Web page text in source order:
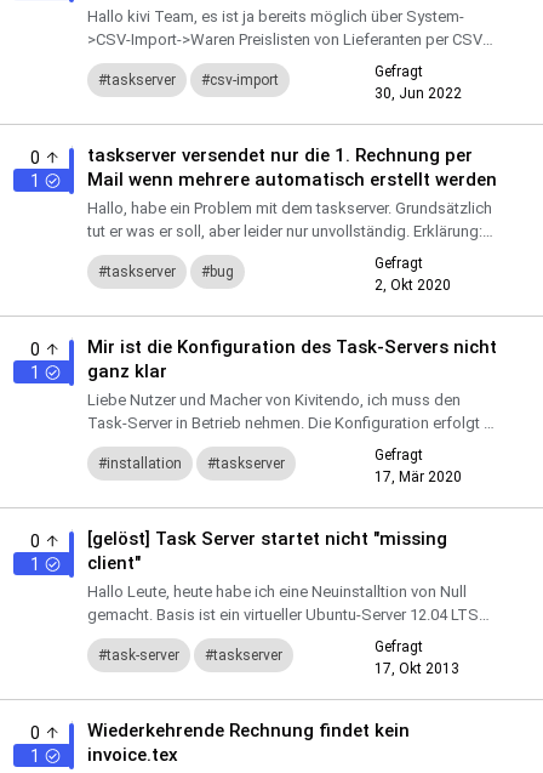
Hallo kivi Team, es ist ja bereits möglich über System-
>CSV-Import->Waren Preislisten von Lieferanten per CSV
zu importieren. Sogar ein Profil kann man sich
abspeichern...
Gefragt
30, Jun 2022
taskserver csv-import
0
1
taskserver versendet nur die 1. Rechnung per
Mail wenn mehrere automatisch erstellt werden
Hallo, habe ein Problem mit dem taskserver. Grundsätzlich
tut er was er soll, aber leider nur unvollständig. Erklärung:
Nach dem Rechnungserstellen bekomme ich folgend...
Gefragt
2, Okt 2020
taskserver bug
0
1
Mir ist die Konfiguration des Task-Servers nicht
ganz klar
Liebe Nutzer und Macher von Kivitendo, ich muss den
Task-Server in Betrieb nehmen. Die Konfiguration erfolgt ja
in der kivitendo.conf Datei in der Sektion [task_server]. ...
Gefragt
17, Mär 2020
installation taskserver
0
1
[gelöst] Task Server startet nicht "missing
client"
Hallo Leute, heute habe ich eine Neuinstalltion von Null
gemacht. Basis ist ein virtueller Ubuntu-Server 12.04 LTS
Kivitendo heute aus dem Git geklont. Alle configs angep...
Gefragt
17, Okt 2013
task-server taskserver
0
1
Wiederkehrende Rechnung findet kein
invoice.tex